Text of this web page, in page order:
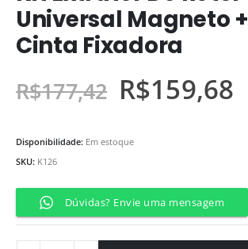
Universal Magneto +
Cinta Fixadora
R$177,42 R$159,68
Disponibilidade: Em estoque
SKU: K126
Dúvidas? Envie uma mensagem